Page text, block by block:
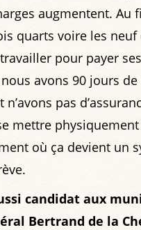
augmentent. Au
quarts voire les
pour payer
avons 90 jours de
pas
mettre
où ça devient un
candidat aux
Bertrand de la